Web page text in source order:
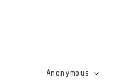
Anonymous